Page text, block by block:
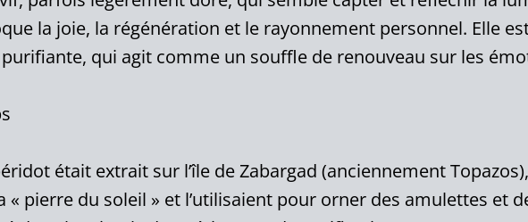
la joie, la régénération et le rayonnement personnel. Elle
qui agit comme un souffle de renouveau sur les
était extrait sur l’île de Zabargad (anciennement
« pierre du soleil » et l’utilisaient pour orner des amulettes et